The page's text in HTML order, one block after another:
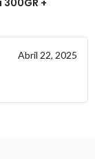
Abril 22, 2025